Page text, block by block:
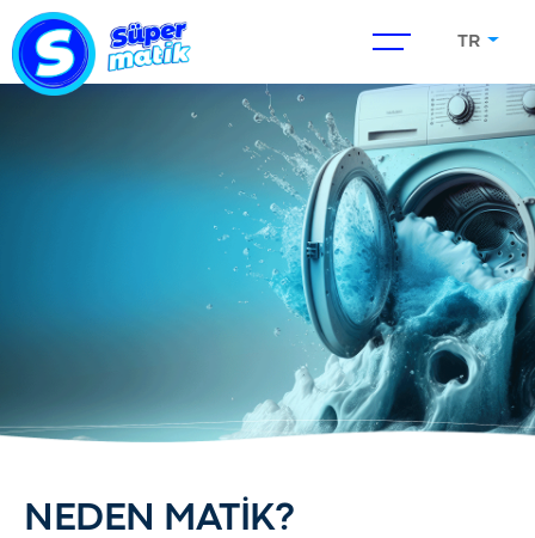
TR
NEDEN MATİK?